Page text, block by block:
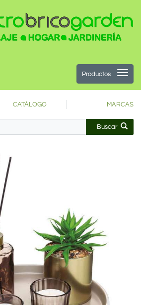
Productos
CATÁLOGO MARCAS
Buscar